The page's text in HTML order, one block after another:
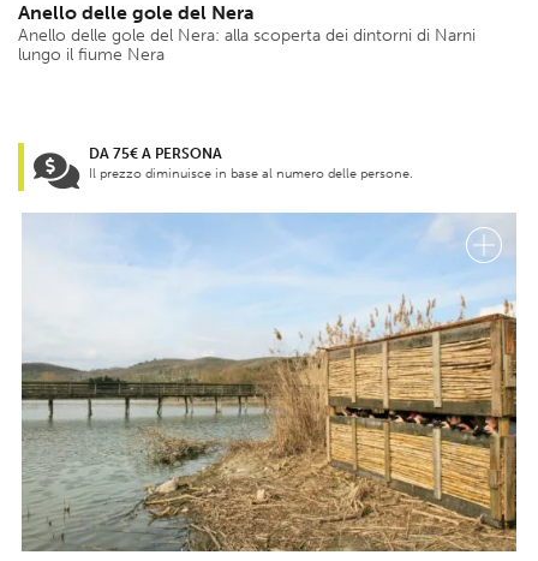
Anello delle gole del Nera
Anello delle gole del Nera: alla scoperta dei dintorni di Narni
lungo il fiume Nera
DA 75€ A PERSONA
Il prezzo diminuisce in base al numero delle persone.